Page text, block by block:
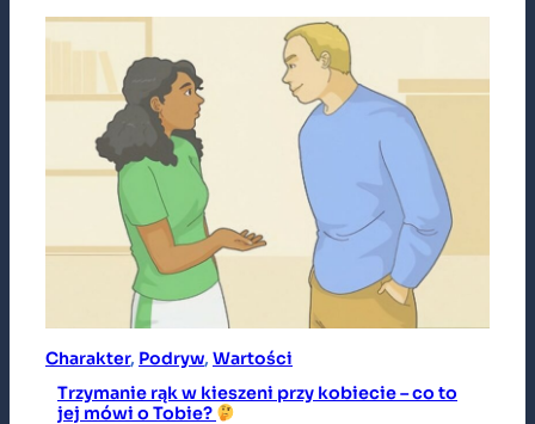
Charakter, Podryw, Wartości
Trzymanie rąk w kieszeni przy kobiecie – co to
jej mówi o Tobie?